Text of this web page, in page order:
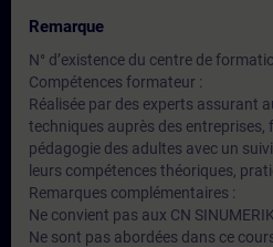
Remarque
N° d’existence du centre de
Compétences formateur :
Réalisée par des experts assurant
techniques auprès des entreprises,
pédagogie des adultes avec un
leurs compétences théoriques,
Remarques complémentaires :
Ne convient pas aux CN
Ne sont pas abordées dans ce